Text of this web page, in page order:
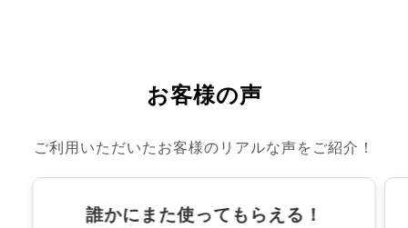
お客様の声
ご利用いただいたお客様のリアルな声をご紹介！
誰かにまた使ってもらえる！